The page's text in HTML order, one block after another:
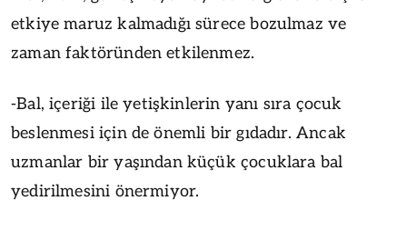
etkiye maruz kalmadığı sürece bozulmaz ve
zaman faktöründen etkilenmez.
-Bal, içeriği ile yetişkinlerin yanı sıra çocuk
beslenmesi için de önemli bir gıdadır. Ancak
uzmanlar bir yaşından küçük çocuklara bal
yedirilmesini önermiyor.